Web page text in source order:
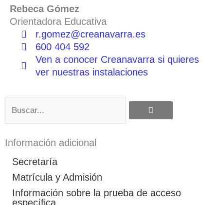
Rebeca Gómez
Orientadora Educativa
r.gomez@creanavarra.es
600 404 592
Ven a conocer Creanavarra si quieres
ver nuestras instalaciones
Información adicional
Secretaría
Matrícula y Admisión
Información sobre la prueba de acceso
específica